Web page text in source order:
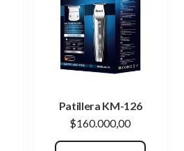
Patillera KM-126
$160.000,00